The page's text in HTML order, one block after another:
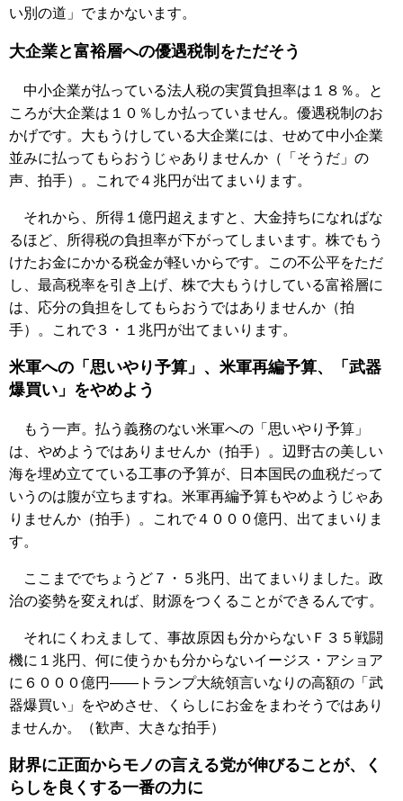
い別の道」でまかないます。
大企業と富裕層への優遇税制をただそう
中小企業が払っている法人税の実質負担率は１８％。と
ころが大企業は１０％しか払っていません。優遇税制のお
かげです。大もうけしている大企業には、せめて中小企業
並みに払ってもらおうじゃありませんか（「そうだ」の
声、拍手）。これで４兆円が出てまいります。
それから、所得１億円超えますと、大金持ちになればな
るほど、所得税の負担率が下がってしまいます。株でもう
けたお金にかかる税金が軽いからです。この不公平をただ
し、最高税率を引き上げ、株で大もうけしている富裕層に
は、応分の負担をしてもらおうではありませんか（拍
手）。これで３・１兆円が出てまいります。
米軍への「思いやり予算」、米軍再編予算、「武器
爆買い」をやめよう
もう一声。払う義務のない米軍への「思いやり予算」
は、やめようではありませんか（拍手）。辺野古の美しい
海を埋め立てている工事の予算が、日本国民の血税だって
いうのは腹が立ちますね。米軍再編予算もやめようじゃあ
りませんか（拍手）。これで４０００億円、出てまいりま
す。
ここまででちょうど７・５兆円、出てまいりました。政
治の姿勢を変えれば、財源をつくることができるんです。
それにくわえまして、事故原因も分からないＦ３５戦闘
機に１兆円、何に使うかも分からないイージス・アショア
に６０００億円――トランプ大統領言いなりの高額の「武
器爆買い」をやめさせ、くらしにお金をまわそうではあり
ませんか。（歓声、大きな拍手）
財界に正面からモノの言える党が伸びることが、く
らしを良くする一番の力に